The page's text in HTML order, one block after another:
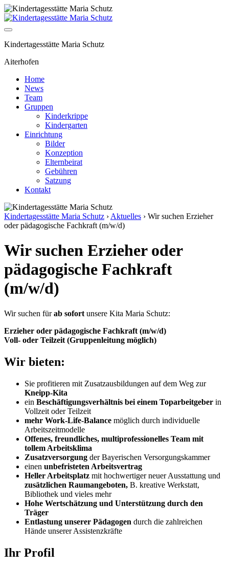
Kindertagesstätte Maria Schutz
Aiterhofen
Home
News
Team
Gruppen
Kinderkrippe
Kindergarten
Einrichtung
Bilder
Konzeption
Elternbeirat
Gebühren
Satzung
Kontakt
Kindertagesstätte Maria Schutz › Aktuelles › Wir suchen Erzieher
oder pädagogische Fachkraft (m/w/d)
Wir suchen Erzieher oder
pädagogische Fachkraft
(m/w/d)
Wir suchen fürab sofort unsere Kita Maria Schutz:
Erzieher oder pädagogische Fachkraft (m/w/d)
Voll- oder Teilzeit (Gruppenleitung möglich)
Wir bieten:
Sie profitieren mit Zusatzausbildungen auf dem Weg zur
Kneipp-Kita
ein Beschäftigungsverhältnis bei einem Toparbeitgeber in
Vollzeit oder Teilzeit
mehr Work-Life-Balance möglich durch individuelle
Arbeitszeitmodelle
Offenes, freundliches, multiprofessionelles Team mit
tollem Arbeitsklima
Zusatzversorgung der Bayerischen Versorgungskammer
einen unbefristeten Arbeitsvertrag
Heller Arbeitsplatz mit hochwertiger neuer Ausstattung und
zusätzlichen Raumangeboten, B. kreative Werkstatt,
Bibliothek und vieles mehr
Hohe Wertschätzung und Unterstützung durch den
Träger
Entlastung unserer Pädagogen durch die zahlreichen
Hände unserer Assistenzkräfte
Ihr Profil